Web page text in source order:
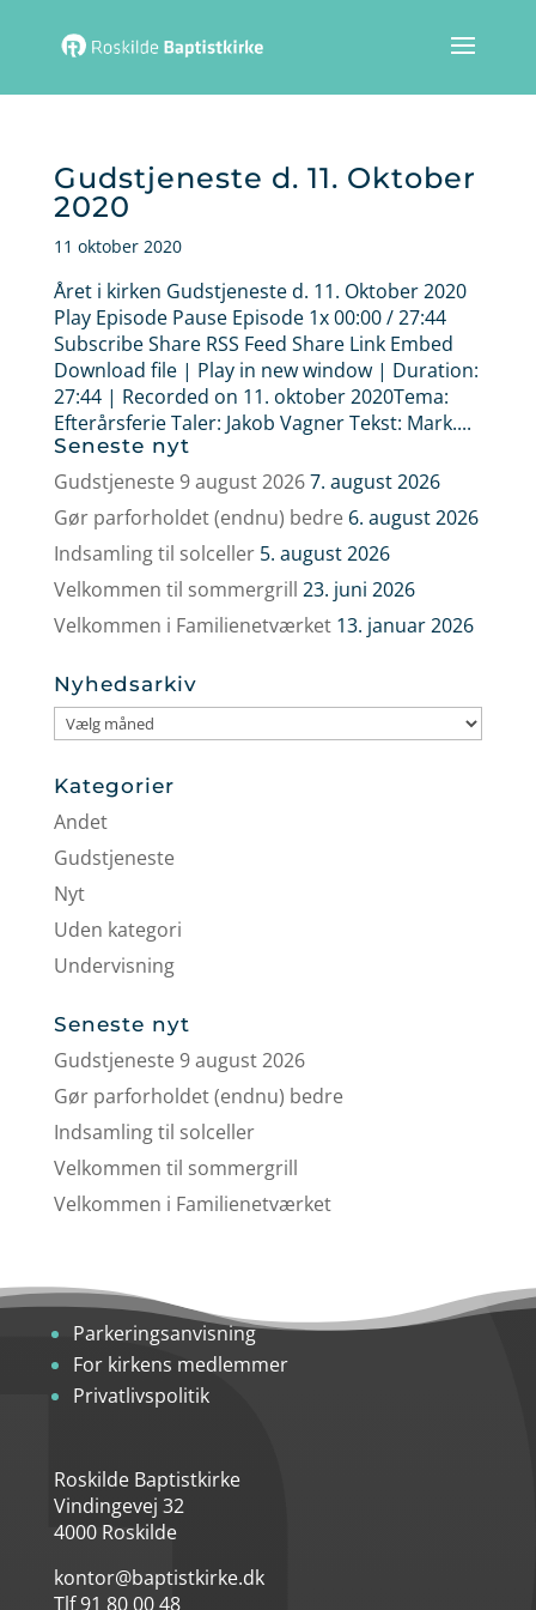
Gudstjeneste d. 11. Oktober
2020
11 oktober 2020
Året i kirken Gudstjeneste d. 11. Oktober 2020
Play Episode Pause Episode 1x 00:00 / 27:44
Subscribe Share RSS Feed Share Link Embed
Download file | Play in new window | Duration:
27:44 | Recorded on 11. oktober 2020Tema:
Efterårsferie Taler: Jakob Vagner Tekst: Mark....
Seneste nyt
Gudstjeneste 9 august 20267. august 2026
Gør parforholdet (endnu) bedre 6. august 2026
Indsamling til solceller 5. august 2026
Velkommen til sommergrill 23. juni 2026
Velkommen i Familienetværket 13. januar 2026
Nyhedsarkiv
Nyhedsarkiv
Kategorier
Andet
Gudstjeneste
Nyt
Uden kategori
Undervisning
Seneste nyt
Gudstjeneste 9 august 2026
Gør parforholdet (endnu) bedre
Indsamling til solceller
Velkommen til sommergrill
Velkommen i Familienetværket
Parkeringsanvisning
For kirkens medlemmer
Privatlivspolitik
Roskilde Baptistkirke
Vindingevej 32
4000 Roskilde
kontor@baptistkirke.dk
Tlf 91 80 00 48